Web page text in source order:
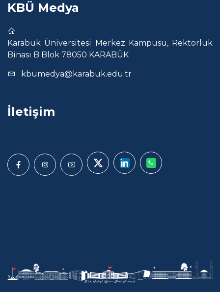
KBÜ Medya
Karabük Üniversitesi Merkez Kampüsü, Rektörlük
Binası B Blok 78050 KARABÜK
kbumedya@karabuk.edu.tr
İletişim